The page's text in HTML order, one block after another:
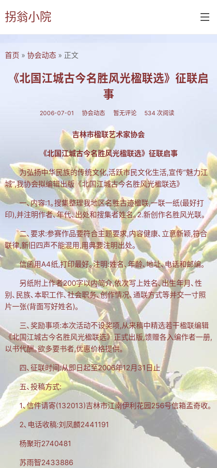
拐翁小院
诗书画
诗词
书画
摄影
付佑平诗集
拐翁诗集
张铁民诗集
文集楹联
文集
楹联
潘正伯文集
拐翁文集
月荷文集
冰雪文集
谢炳城文集
牟艳芬文集
心语文集
家家文集
趣闻轶事
首页 » 协会动态 » 正文
《北国江城古今名胜风光楹联选》征联启
事
2006-07-01 协会动态 暂无评论 534 次阅读
吉林市楹联艺术家协会
《北国江城古今名胜风光楹联选》征联启事
为弘扬中华民族的传统文化,活跃市民文化生活,宣传“魅力江
城”,我协会拟编辑出版《北国江城古今名胜风光楹联选》
一､内容:1｡搜集整理我地区名胜古迹楹联,一联一纸(最好打
印),并注明作者､年代､出处和搜集者姓名｡2.新创作名胜风光联｡
二､要求:参赛作品要符合主题要求,内容健康､立意新颖,符合
联律,新旧四声不能混用,用典要注明出处｡
信函用A4纸,打印最好｡注明:姓名､年龄､地址､电话和邮编｡
另纸附上作者200字以内简介,依次写上姓名､出生年月､性
别､民族､本职工作､社会职务､创作情况､通联方式等并交一寸照
片一张(背面写好姓名)｡
三､奖励事项:本次活动不设奖项,从来稿中精选若干楹联编辑
《北国江城古今名胜风光楹联选》正式出版,馈赠各入编作者一册,
以书代酬｡欲多要书者,优惠价格提供｡
四､征联时间:从即日起至2006年12月31日止
五､投稿方式:
1､信件请寄(132013)吉林市江南伊利花园256号信箱孟奇收｡
2､电话收稿:刘凤麟2441191
杨聚珩2740481
苏雨智2433886